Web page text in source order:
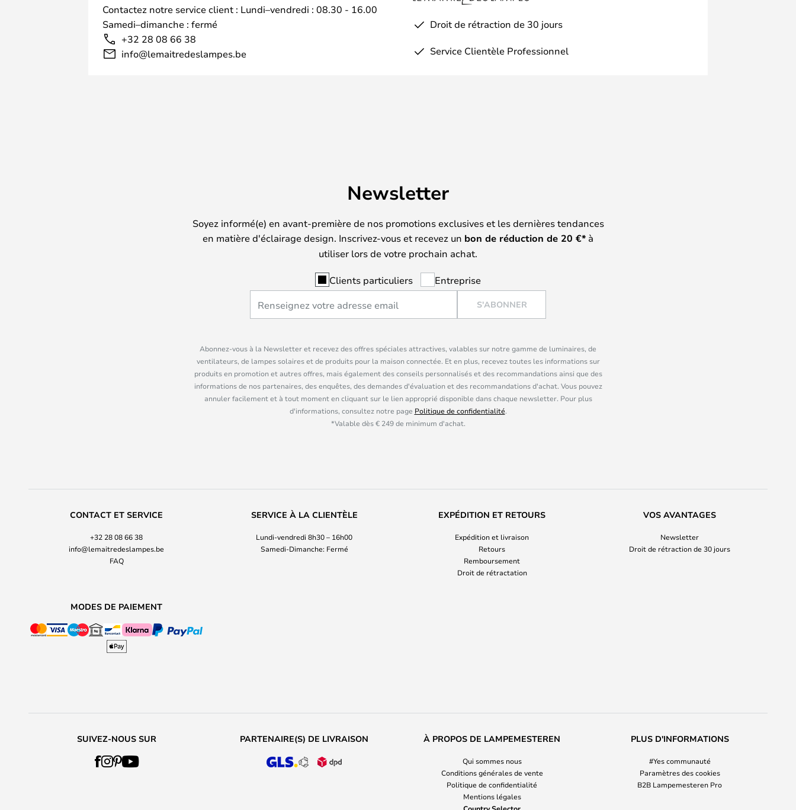
Contactez notre service client : Lundi–vendredi : 08.30 - 16.00
Samedi–dimanche : fermé
+32 28 08 66 38
info@lemaitredeslampes.be
Droit de rétraction de 30 jours
Service Clientèle Professionnel
Newsletter
Soyez informé(e) en avant-première de nos promotions exclusives et les dernières tendances
en matière d'éclairage design. Inscrivez-vous et recevez un bon de réduction de 20 €* à
utiliser lors de votre prochain achat.
Clients particuliers Entreprise
S'ABONNER
Abonnez-vous à la Newsletter et recevez des offres spéciales attractives, valables sur notre gamme de luminaires, de
ventilateurs, de lampes solaires et de produits pour la maison connectée. Et en plus, recevez toutes les informations sur
produits en promotion et autres offres, mais également des conseils personnalisés et des recommandations ainsi que des
informations de nos partenaires, des enquêtes, des demandes d'évaluation et des recommandations d'achat. Vous pouvez
annuler facilement et à tout moment en cliquant sur le lien approprié disponible dans chaque newsletter. Pour plus
d'informations, consultez notre page Politique de confidentialité.
*Valable dès € 249 de minimum d'achat.
CONTACT ET SERVICE
+32 28 08 66 38
info@lemaitredeslampes.be
FAQ
SERVICE À LA CLIENTÈLE
Lundi-vendredi 8h30 – 16h00
Samedi-Dimanche: Fermé
EXPÉDITION ET RETOURS
Expédition et livraison
Retours
Remboursement
Droit de rétractation
VOS AVANTAGES
Newsletter
Droit de rétraction de 30 jours
MODES DE PAIEMENT
SUIVEZ-NOUS SUR PARTENAIRE(S) DE LIVRAISON À PROPOS DE LAMPEMESTEREN
Qui sommes nous
Conditions générales de vente
Politique de confidentialité
Mentions légales
PLUS D'INFORMATIONS
#Yes communauté
Paramètres des cookies
B2B Lampemesteren Pro